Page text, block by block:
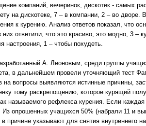
компаний, вечеринок, дискотек - самых
на дискотеке, 7 – в компании, 2 – во
к курению. Анализ ответов показал, что
ответили, что это красиво, это модно, 3 –
настроения, 1 – чтобы похудеть.
А. Леоновым, среди группы
в дальнейшем провели уточняющий тест
на вопросы выявляются истинные причины,
тому раскрепощению, которое курящий
называемого рефлекса курения. Если
Из опрошенных учащихся 50% (набрали 11 и
причине указывают для снятия внутреннего